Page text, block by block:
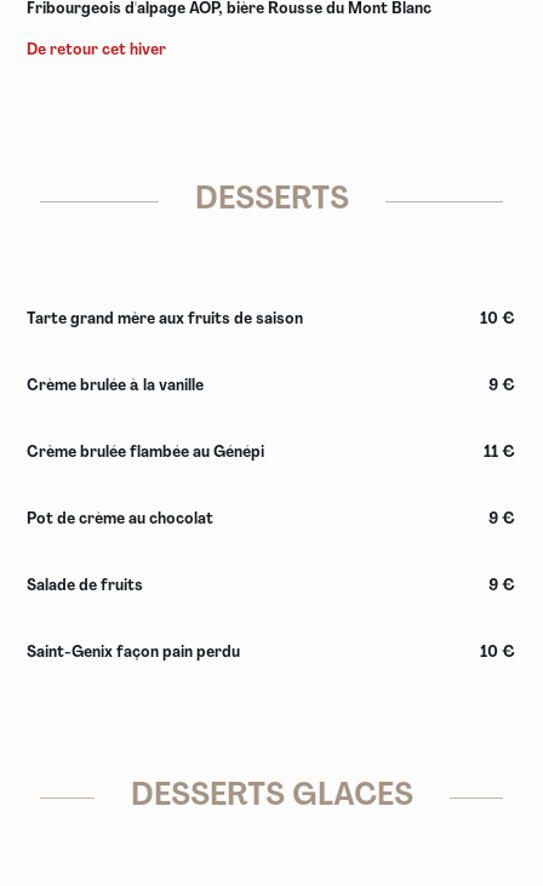
Fribourgeois d'alpage AOP, bière Rousse du Mont Blanc
De retour cet hiver
DESSERTS
Tarte grand mère aux fruits de saison 10 €
Crème brulée à la vanille 9 €
Crème brulée flambée au Génépi 11 €
Pot de crème au chocolat 9 €
Salade de fruits 9 €
Saint-Genix façon pain perdu 10 €
DESSERTS GLACES